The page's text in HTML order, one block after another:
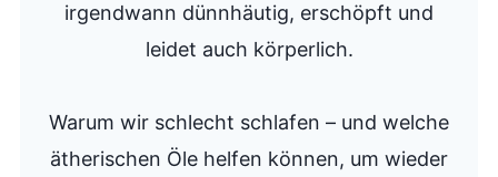
irgendwann dünnhäutig, erschöpft und
leidet auch körperlich.
Warum wir schlecht schlafen – und welche
ätherischen Öle helfen können, um wieder